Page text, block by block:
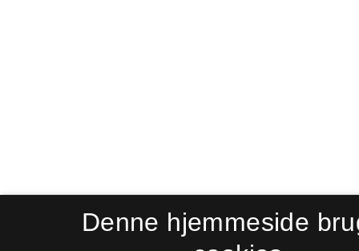
Denne hjemmeside